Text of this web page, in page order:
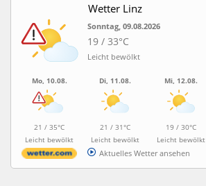
Wetter Linz
Sonntag, 09.08.2026
19 / 33°C
Leicht bewölkt
Mo, 10.08.
21 / 35°C
Leicht bewölkt
Di, 11.08.
21 / 31°C
Leicht bewölkt
Mi, 12.08.
19 / 30°C
Leicht bewölkt
Aktuelles Wetter ansehen